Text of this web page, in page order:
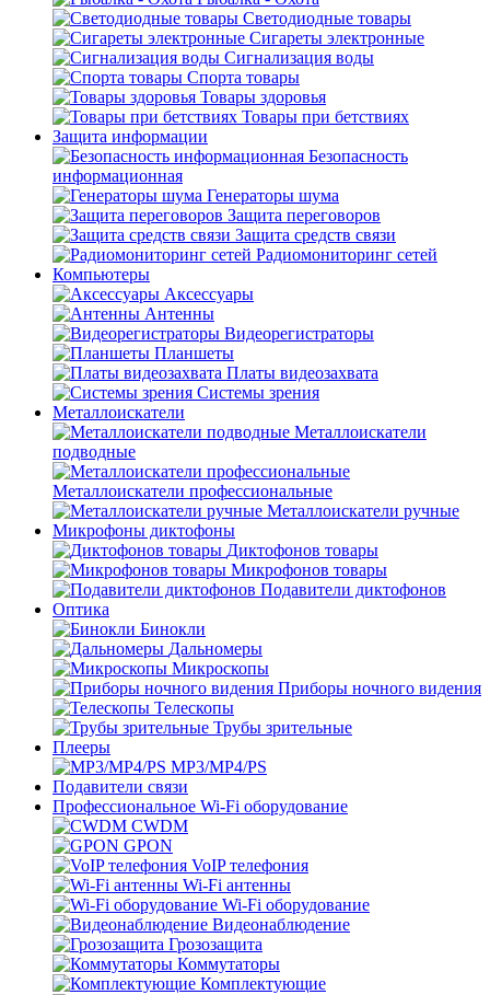
Светодиодные товары
Сигареты электронные
Сигнализация воды
Спорта товары
Товары здоровья
Товары при бетствиях
Защита информации
Безопасность
информационная
Генераторы шума
Защита переговоров
Защита средств связи
Радиомониторинг сетей
Компьютеры
Аксессуары
Антенны
Видеорегистраторы
Планшеты
Платы видеозахвата
Системы зрения
Металлоискатели
Металлоискатели
подводные
Металлоискатели профессиональные
Металлоискатели ручные
Микрофоны диктофоны
Диктофонов товары
Микрофонов товары
Подавители диктофонов
Оптика
Бинокли
Дальномеры
Микроскопы
Приборы ночного видения
Телескопы
Трубы зрительные
Плееры
MP3/MP4/PS
Подавители связи
Профессиональное Wi-Fi оборудование
CWDM
GPON
VoIP телефония
Wi-Fi антенны
Wi-Fi оборудование
Видеонаблюдение
Грозозащита
Коммутаторы
Комплектующие